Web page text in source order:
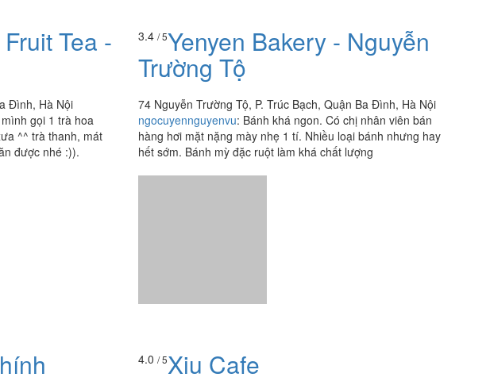
Tea -
Đình, Hà Nội
gọi 1 trà hoa
^^ trà thanh, mát
được nhé :)).
3.4 / 5Yenyen Bakery - Nguyễn
Trường Tộ
74 Nguyễn Trường Tộ, P. Trúc Bạch, Quận Ba Đình, Hà Nội
ngocuyennguyenvu: Bánh khá ngon. Có chị nhân viên bán
hàng hơi mặt nặng mày nhẹ 1 tí. Nhiều loại bánh nhưng hay
hết sớm. Bánh mỳ đặc ruột làm khá chất lượng
128 - 130 Nguyễn Thị Minh Khai, P. Hải Châu 1, Quận Hải